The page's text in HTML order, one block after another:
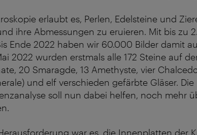
erlaubt es, Perlen, Edelsteine und
ihre Abmessungen zu eruieren. Mit bis zu
Ende 2022 haben wir 60.000 Bilder damit
2022 wurden erstmals alle 172 Steine auf
20 Smaragde, 13 Amethyste, vier
und elf verschieden gefärbte Gläser. Die
soll nun dabei helfen, noch mehr
war es, die Innenplatten der